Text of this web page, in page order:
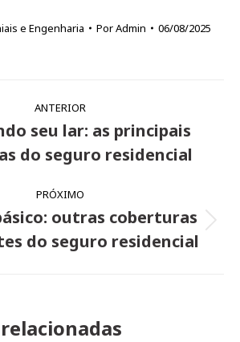
e Engenharia PorAdmin 06/08/2025
ANTERIOR
Post
anterior:
seu lar: as principais
do seguro residencial
PRÓXIMO
Próximo
post:
outras coberturas
do seguro residencial